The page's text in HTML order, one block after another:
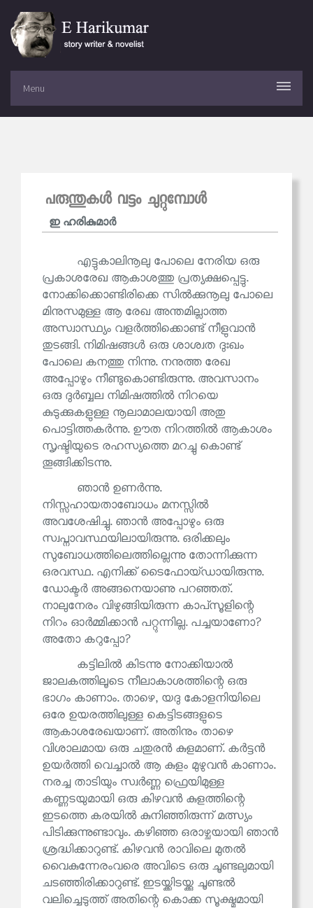
Menu
പരുന്തുകൾ വട്ടം ചുറ്റുമ്പോൾ
ഇ ഹരികുമാര്‍
എട്ടുകാലിനൂലു പോലെ നേരിയ ഒരു
പ്രകാശരേഖ ആകാശത്തു പ്രത്യക്ഷപ്പെട്ടു.
നോക്കിക്കൊണ്ടിരിക്കെ സിൽക്കുനൂലു പോലെ
മിനുസമുള്ള ആ രേഖ അന്തമില്ലാത്ത
അസ്വാസ്ഥ്യം വളർത്തിക്കൊണ്ട് നീളുവാൻ
തുടങ്ങി. നിമിഷങ്ങൾ ഒരു ശാശ്വത ദുഃഖം
പോലെ കനത്തു നിന്നു. നനുത്ത രേഖ
അപ്പോഴും നീണ്ടുകൊണ്ടിരുന്നു. അവസാനം
ഒരു ദുർബ്ബല നിമിഷത്തിൽ നിറയെ
കുടുക്കുകളുള്ള നൂലാമാലയായി അതു
പൊട്ടിത്തകർന്നു. ഊത നിറത്തിൽ ആകാശം
സൃഷ്ടിയുടെ രഹസ്യത്തെ മറച്ചു കൊണ്ട്
തൂങ്ങിക്കിടന്നു.
ഞാൻ ഉണർന്നു.
നിസ്സഹായതാബോധം മനസ്സിൽ
അവശേഷിച്ചു. ഞാൻ അപ്പോഴും ഒരു
സ്വപ്നാവസ്ഥയിലായിരുന്നു. ഒരിക്കലും
സുബോധത്തിലെത്തില്ലെന്നു തോന്നിക്കുന്ന
ഒരവസ്ഥ. എനിക്ക് ടൈഫോയ്ഡായിരുന്നു.
ഡോക്ടർ അങ്ങനെയാണു പറഞ്ഞത്.
നാലുനേരം വിഴുങ്ങിയിരുന്ന കാപ്‌സൂളിന്റെ
നിറം ഓർമ്മിക്കാൻ പറ്റുന്നില്ല. പച്ചയാണോ?
അതോ കറുപ്പോ?
കട്ടിലിൽ കിടന്നു നോക്കിയാൽ
ജാലകത്തിലൂടെ നീലാകാശത്തിന്റെ ഒരു
ഭാഗം കാണാം. താഴെ, യദു കോളനിയിലെ
ഒരേ ഉയരത്തിലുള്ള കെട്ടിടങ്ങളുടെ
ആകാശരേഖയാണ്. അതിനും താഴെ
വിശാലമായ ഒരു ചതുരൻ കുളമാണ്. കർട്ടൻ
ഉയർത്തി വെച്ചാൽ ആ കുളം മുഴുവൻ കാണാം.
നരച്ച താടിയും സ്വർണ്ണ ഫ്രെയിമുള്ള
കണ്ണടയുമായി ഒരു കിഴവൻ കുളത്തിന്റെ
ഇടത്തെ കരയിൽ കുനിഞ്ഞിരുന്ന് മത്സ്യം
പിടിക്കുന്നുണ്ടാവും. കഴിഞ്ഞ ഒരാഴ്ചയായി ഞാൻ
ശ്രദ്ധിക്കാറുണ്ട്. കിഴവൻ രാവിലെ മുതൽ
വൈകുന്നേരംവരെ അവിടെ ഒരു ചൂണ്ടലുമായി
ചടഞ്ഞിരിക്കാറുണ്ട്. ഇടയ്ക്കിടയ്ക്കു ചൂണ്ടൽ
വലിച്ചെടുത്ത് അതിന്റെ കൊക്ക സൂക്ഷ്മമായി